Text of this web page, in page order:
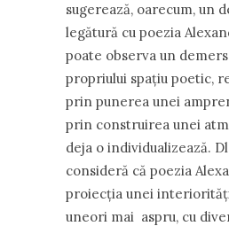
sugerează, oarecum, un
legătură cu poezia
poate observa un
propriului spaţiu poetic,
prin punerea unei
prin construirea unei
deja o individualizează.
consideră că poezia
proiecţia unei
uneori mai aspru, cu